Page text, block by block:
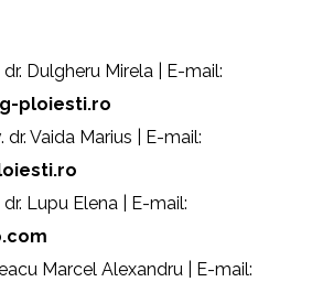
Dulgheru Mirela | E-mail:
ploiesti.ro
Vaida Marius | E-mail:
Lupu Elena | E-mail:
Marcel Alexandru | E-mail: